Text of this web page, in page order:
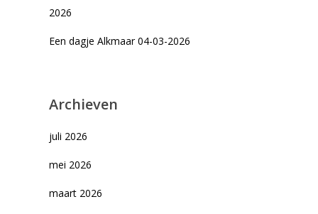
2026
Een dagje Alkmaar 04-03-2026
Archieven
juli 2026
mei 2026
maart 2026